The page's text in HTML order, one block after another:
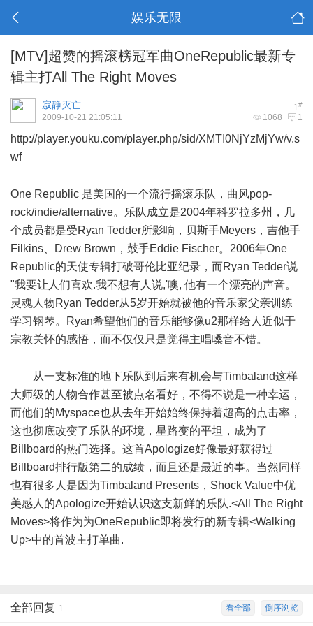
娱乐无限
[MTV]超赞的摇滚榜冠军曲OneRepublic最新专
辑主打All The Right Moves
1#
寂静灭亡
1068 1
2009-10-21 21:05:11
http://player.youku.com/player.php/sid/XMTI0NjYzMjYw/v.s
wfO: I6 j% _0 U2 C2 J
One Republic 是美国的一个流行摇滚乐队，曲风pop-
rock/indie/alternative。乐队成立是2004年科罗拉多州，几
个成员都是受Ryan Tedder所影响，贝斯手Meyers，吉他手
Filkins、Drew Brown，鼓手Eddie Fischer。2006年One
Republic的天使专辑打破哥伦比亚纪录，而Ryan Tedder说
"我要让人们喜欢.我不想有人说,'噢, 他有一个漂亮的声音。
灵魂人物Ryan Tedder从5岁开始就被他的音乐家父亲训练
学习钢琴。Ryan希望他们的音乐能够像u2那样给人近似于
宗教关怀的感悟，而不仅仅只是觉得主唱嗓音不错。
从一支标准的地下乐队到后来有机会与Timbaland这样
大师级的人物合作甚至被点名看好，不得不说是一种幸运，
而他们的Myspace也从去年开始始终保持着超高的点击率，
这也彻底改变了乐队的环境，星路变的平坦，成为了
Billboard的热门选择。这首Apologize好像最好获得过
Billboard排行版第二的成绩，而且还是最近的事。当然同样
也有很多人是因为Timbaland Presents，Shock Value中优
美感人的Apologize开始认识这支新鲜的乐队.<All The Right
Moves>将作为为OneRepublic即将发行的新专辑<Walking
Up>中的首波主打单曲.
倒序浏览
看全部
全部回复 1